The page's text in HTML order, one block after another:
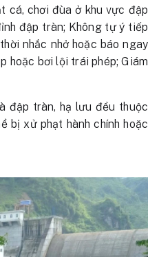
cá, chơi đùa ở khu vực đập
đập tràn; Không tự ý tiếp
nhắc nhở hoặc báo ngay
hoặc bơi lội trái phép; Giám
đập tràn, hạ lưu đều thuộc
bị xử phạt hành chính hoặc